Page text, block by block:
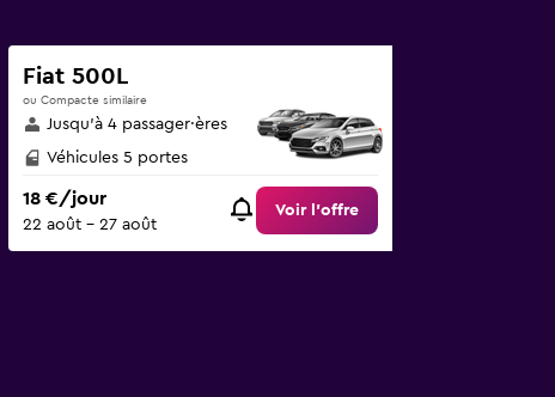
Fiat 500L
ou Compacte similaire
Jusqu’à 4 passager·ères
Véhicules 5 portes
18 €/jour
22 août - 27 août
Voir l’offre